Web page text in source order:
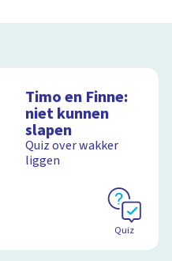
Timo en Finne:
niet kunnen
slapen
Quiz over wakker
liggen
Quiz